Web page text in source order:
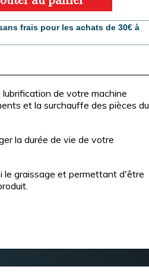
frais pour les achats de 30€ à
de votre machine
et la surchauffe des pièces du
la durée de vie de votre
le graissage et permettant d'être